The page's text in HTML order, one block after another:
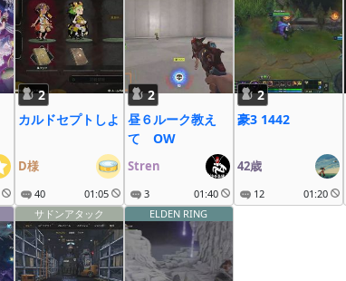
2
カルドセプトしよ
D様
40 01:05
2
昼６ルーク教え
て OW
Stren
3 01:40
2
豪3 1442
42歳
12 01:20
サドンアタック ELDEN RING